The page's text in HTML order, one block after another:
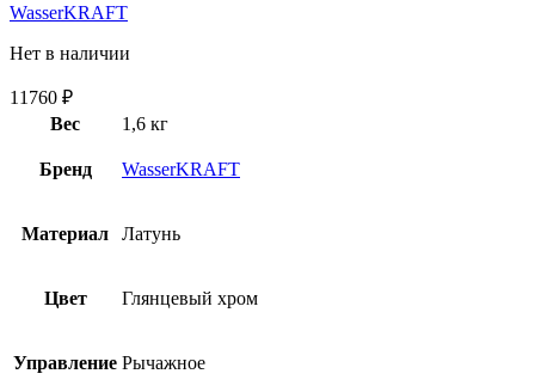
WasserKRAFT
Нет в наличии
11760 ₽
Вес
1,6 кг
Бренд WasserKRAFT
Материал Латунь
Цвет Глянцевый хром
Управление Рычажное